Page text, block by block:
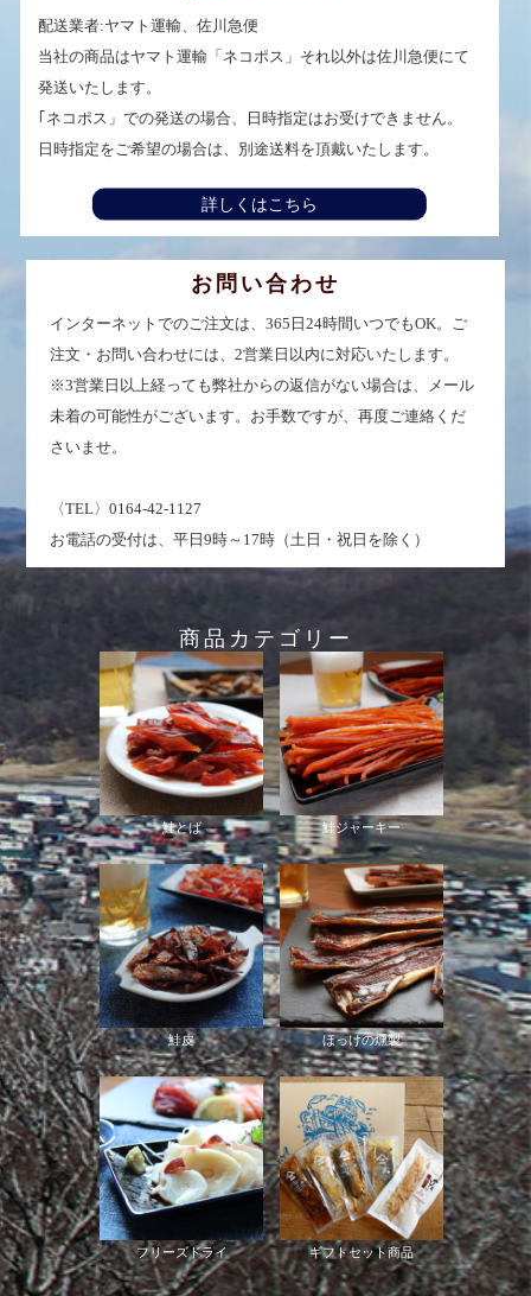
配送業者:ヤマト運輸、佐川急便
当社の商品はヤマト運輸「ネコポス」それ以外は佐川急便にて
発送いたします。
｢ネコポス」での発送の場合、日時指定はお受けできません。
日時指定をご希望の場合は、別途送料を頂戴いたします。
詳しくはこちら
お問い合わせ
インターネットでのご注文は、365日24時間いつでもOK。ご
注文・お問い合わせには、2営業日以内に対応いたします。
※3営業日以上経っても弊社からの返信がない場合は、メール
未着の可能性がございます。お手数ですが、再度ご連絡くだ
さいませ。
〈TEL〉0164-42-1127
お電話の受付は、平日9時～17時（土日・祝日を除く）
商品カテゴリー
鮭とば 鮭ジャーキー
鮭皮 ほっけの燻製
フリーズドライ ギフトセット商品